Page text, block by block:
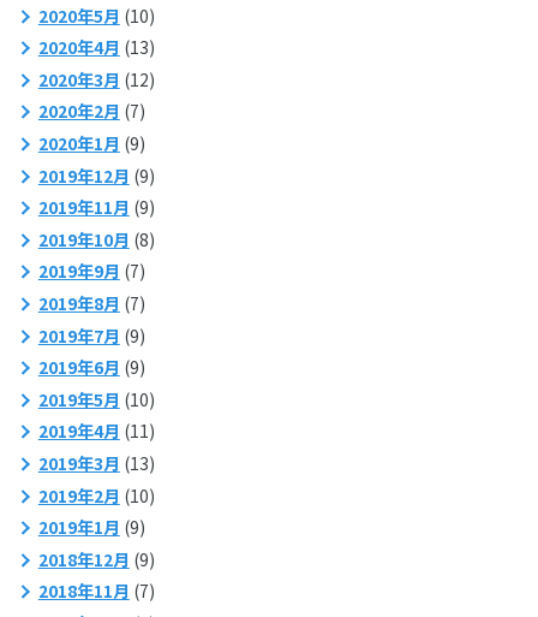
2020年5月 (10)
2020年4月 (13)
2020年3月 (12)
2020年2月 (7)
2020年1月 (9)
2019年12月 (9)
2019年11月 (9)
2019年10月 (8)
2019年9月 (7)
2019年8月 (7)
2019年7月 (9)
2019年6月 (9)
2019年5月 (10)
2019年4月 (11)
2019年3月 (13)
2019年2月 (10)
2019年1月 (9)
2018年12月 (9)
2018年11月 (7)